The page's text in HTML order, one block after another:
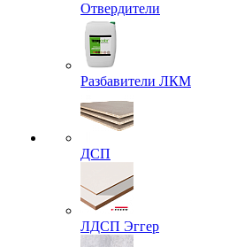
Отвердители
Разбавители ЛКМ
ДСП
ЛДСП Эггер